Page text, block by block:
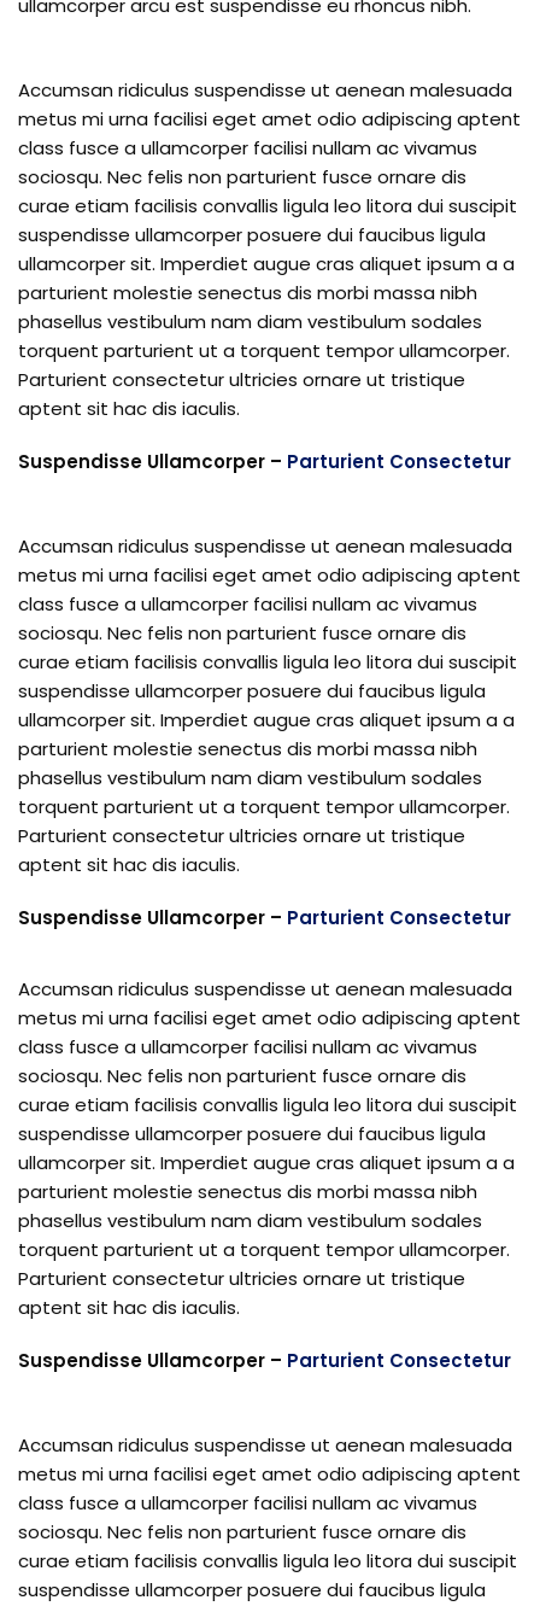
ullamcorper arcu est suspendisse eu rhoncus nibh.
Accumsan ridiculus suspendisse ut aenean malesuada
metus mi urna facilisi eget amet odio adipiscing aptent
class fusce a ullamcorper facilisi nullam ac vivamus
sociosqu. Nec felis non parturient fusce ornare dis
curae etiam facilisis convallis ligula leo litora dui suscipit
suspendisse ullamcorper posuere dui faucibus ligula
ullamcorper sit. Imperdiet augue cras aliquet ipsum a a
parturient molestie senectus dis morbi massa nibh
phasellus vestibulum nam diam vestibulum sodales
torquent parturient ut a torquent tempor ullamcorper.
Parturient consectetur ultricies ornare ut tristique
aptent sit hac dis iaculis.
Suspendisse Ullamcorper – Parturient Consectetur
Accumsan ridiculus suspendisse ut aenean malesuada
metus mi urna facilisi eget amet odio adipiscing aptent
class fusce a ullamcorper facilisi nullam ac vivamus
sociosqu. Nec felis non parturient fusce ornare dis
curae etiam facilisis convallis ligula leo litora dui suscipit
suspendisse ullamcorper posuere dui faucibus ligula
ullamcorper sit. Imperdiet augue cras aliquet ipsum a a
parturient molestie senectus dis morbi massa nibh
phasellus vestibulum nam diam vestibulum sodales
torquent parturient ut a torquent tempor ullamcorper.
Parturient consectetur ultricies ornare ut tristique
aptent sit hac dis iaculis.
Suspendisse Ullamcorper – Parturient Consectetur
Accumsan ridiculus suspendisse ut aenean malesuada
metus mi urna facilisi eget amet odio adipiscing aptent
class fusce a ullamcorper facilisi nullam ac vivamus
sociosqu. Nec felis non parturient fusce ornare dis
curae etiam facilisis convallis ligula leo litora dui suscipit
suspendisse ullamcorper posuere dui faucibus ligula
ullamcorper sit. Imperdiet augue cras aliquet ipsum a a
parturient molestie senectus dis morbi massa nibh
phasellus vestibulum nam diam vestibulum sodales
torquent parturient ut a torquent tempor ullamcorper.
Parturient consectetur ultricies ornare ut tristique
aptent sit hac dis iaculis.
Suspendisse Ullamcorper – Parturient Consectetur
Accumsan ridiculus suspendisse ut aenean malesuada
metus mi urna facilisi eget amet odio adipiscing aptent
class fusce a ullamcorper facilisi nullam ac vivamus
sociosqu. Nec felis non parturient fusce ornare dis
curae etiam facilisis convallis ligula leo litora dui suscipit
suspendisse ullamcorper posuere dui faucibus ligula